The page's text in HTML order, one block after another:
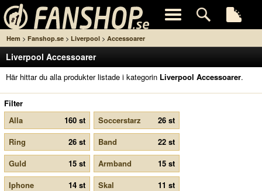
Hem > Fanshop.se > Liverpool > Accessoarer
Liverpool Accessoarer
Här hittar du alla produkter listade i kategorin Liverpool Accessoarer.
Filter
Alla
160 st Soccerstarz
26 st
Ring
26 st Band
22 st
Guld
15 st Armband
15 st
Iphone
14 st Skal
11 st